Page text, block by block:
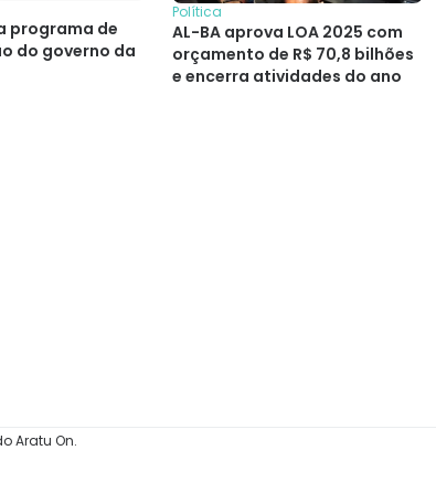
programa de
do governo da
Política
AL-BA aprova LOA 2025 com
orçamento de R$ 70,8 bilhões
e encerra atividades do ano
Aratu On.